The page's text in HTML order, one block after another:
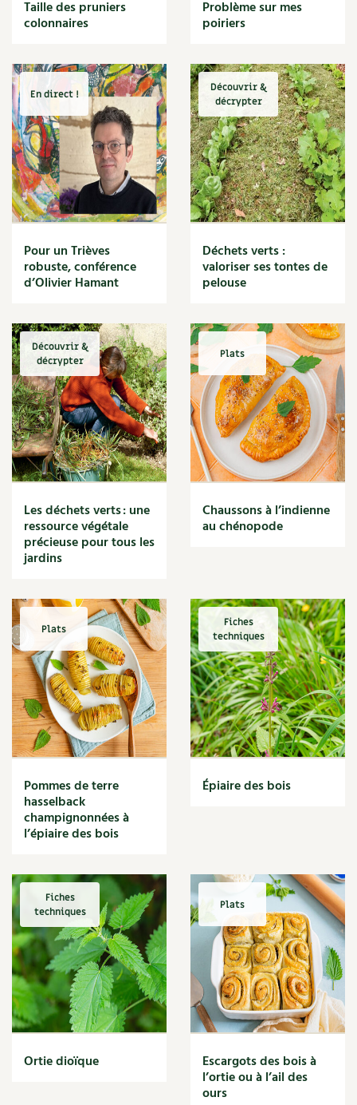
Cuisine saine
Décoration
DIY
Eau
Énergie
Enfants
Expérimentation
Fleur
Jardin bio
Légumes
Légumineuse
Maïs doux
Maison saine
Mare
Marie Chioca
Marmite
Massage
Matériaux
Maux
Méditerranéen
Menace
Mésange
Microflore
Migraine
Mode de culture
Montagne
Moutarde
Multiplication
Muret
Muscade
Musique
Narcisse
Nature
Nettoyage
Nichoir
Noisette
Noix
Nourriture
Nuisibles
Numérique
Nutriments
Observation
Œuf
Oignon
Oiseaux
Olivier
Optimiser l'espace
Taille des pruniers
colonnaires
Problème sur mes
poiriers
En direct !
Pour un Trièves
robuste, conférence
d’Olivier Hamant
Découvrir &
décrypter
Déchets verts :
valoriser ses tontes de
pelouse
Découvrir &
décrypter
Les déchets verts : une
ressource végétale
précieuse pour tous les
jardins
Plats
Chaussons à l’indienne
au chénopode
Plats
Pommes de terre
hasselback
champignonnées à
l’épiaire des bois
Fiches
techniques
Épiaire des bois
Fiches
techniques
Ortie dioïque
Plats
Escargots des bois à
l’ortie ou à l’ail des
ours